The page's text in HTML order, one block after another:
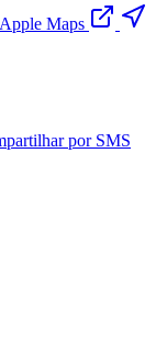
Maps
por SMS